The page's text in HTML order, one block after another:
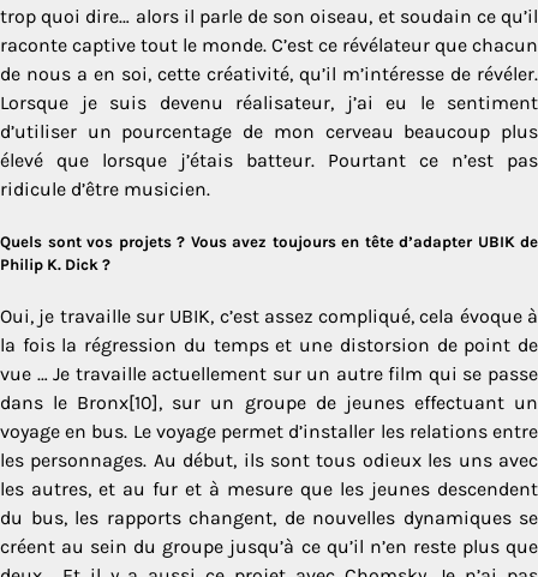
trop quoi dire… alors il parle de son oiseau, et soudain ce qu’il
raconte captive tout le monde. C’est ce révélateur que chacun
de nous a en soi, cette créativité, qu’il m’intéresse de révéler.
Lorsque je suis devenu réalisateur, j’ai eu le sentiment
d’utiliser un pourcentage de mon cerveau beaucoup plus
élevé que lorsque j’étais batteur. Pourtant ce n’est pas
ridicule d’être musicien.
Quels sont vos projets ? Vous avez toujours en tête d’adapter UBIK de
Philip K. Dick ?
Oui, je travaille sur UBIK, c’est assez compliqué, cela évoque à
la fois la régression du temps et une distorsion de point de
vue … Je travaille actuellement sur un autre film qui se passe
dans le Bronx[10], sur un groupe de jeunes effectuant un
voyage en bus. Le voyage permet d’installer les relations entre
les personnages. Au début, ils sont tous odieux les uns avec
les autres, et au fur et à mesure que les jeunes descendent
du bus, les rapports changent, de nouvelles dynamiques se
créent au sein du groupe jusqu’à ce qu’il n’en reste plus que